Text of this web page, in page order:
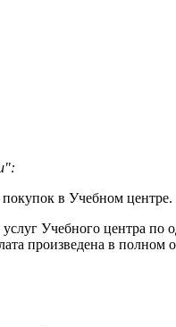
в Учебном центре.
Учебного центра по
произведена в